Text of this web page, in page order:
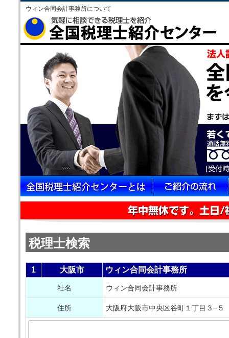
ウィン合同会計事務所について
税理士検索
1 大阪市 ウィン合同会計事務所
社名 ウィン合同会計事務所
住所 大阪府大阪市中央区谷町１丁目３−５